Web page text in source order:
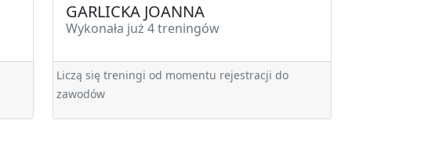
GARLICKA JOANNA
Wykonała już 4 treningów
Liczą się treningi od momentu rejestracji do
zawodów